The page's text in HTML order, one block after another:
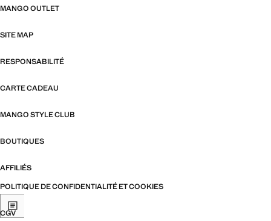
MANGO OUTLET
SITE MAP
RESPONSABILITÉ
CARTE CADEAU
MANGO STYLE CLUB
BOUTIQUES
AFFILIÉS
POLITIQUE DE CONFIDENTIALITÉ ET COOKIES
CGV